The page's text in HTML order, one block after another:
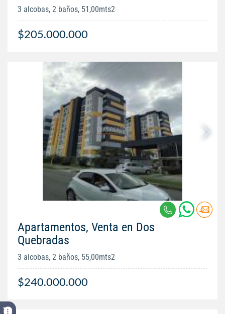
3 alcobas, 2 baños, 51,00mts2
$205.000.000
Apartamentos, Venta en Dos
Quebradas
3 alcobas, 2 baños, 55,00mts2
$240.000.000